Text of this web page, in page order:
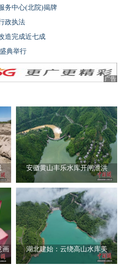
务中心(北院)揭牌
政执法
造完成近七成
典举行
广告
安徽黄山丰乐水库开闸泄洪
画
湖北建始：云绕高山水库美